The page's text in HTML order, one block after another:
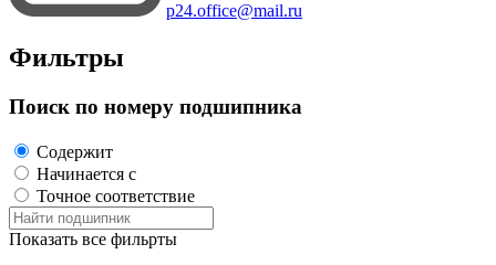
p24.office@mail.ru
Фильтры
Поиск по номеру подшипника
Содержит
Начинается с
Точное соответствие
Показать все фильрты